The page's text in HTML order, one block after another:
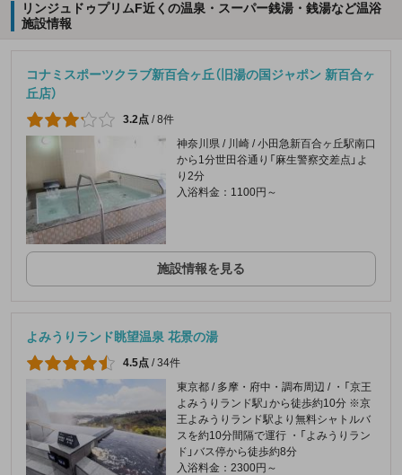
リンジュドゥプリムF近くの温泉・スーパー銭湯・銭湯など温浴
施設情報
コナミスポーツクラブ新百合ヶ丘（旧湯の国ジャポン 新百合ヶ
丘店）
3.2点 /8件
神奈川県 / 川崎 / 小田急新百合ヶ丘駅南口
から1分世田谷通り「麻生警察交差点」よ
り2分
入浴料金：1100円～
施設情報を見る
よみうりランド眺望温泉 花景の湯
4.5点 /34件
東京都 / 多摩・府中・調布周辺 / ・「京王
よみうりランド駅」から徒歩約10分 ※京
王よみうりランド駅より無料シャトルバ
スを約10分間隔で運行 ・「よみうりラン
ド」バス停から徒歩約8分
入浴料金：2300円～